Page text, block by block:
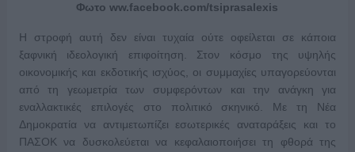
Φωτο ww.facebook.com/tsiprasalexis
Η στροφή αυτή δεν είναι τυχαία ούτε οφείλεται σε κάποια
ξαφνική ιδεολογική επιφοίτηση. Στον κόσμο της υψηλής
οικονομικής και εκδοτικής ισχύος, οι συμμαχίες υπαγορεύονται
από τη γεωμετρία των συμφερόντων και την ανάγκη για
εναλλακτικές επιλογές στο πολιτικό σκηνικό. Με τη Νέα
Δημοκρατία να αντιμετωπίζει εσωτερικές αναταράξεις και το
ΠΑΣΟΚ να δυσκολεύεται να κεφαλαιοποιήσει τη φθορά της